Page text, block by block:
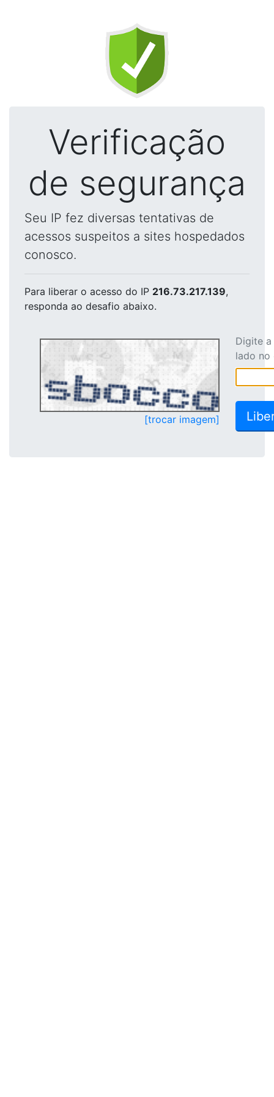
Verificação
de segurança
Seu IP fez diversas tentativas de
acessos suspeitos a sites hospedados
conosco.
Para liberar o acesso do IP 216.73.217.139,
responda ao desafio abaixo.
[trocar imagem]
Digite
lado no